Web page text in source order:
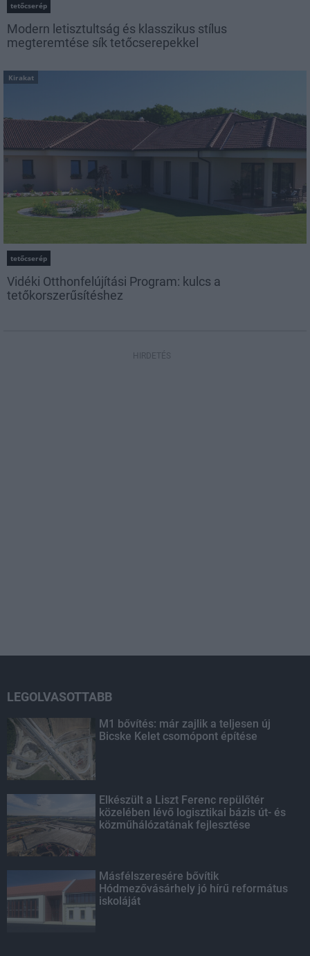
tetőcserép
Modern letisztultság és klasszikus stílus
megteremtése sík tetőcserepekkel
Kirakat
tetőcserép
Vidéki Otthonfelújítási Program: kulcs a
tetőkorszerűsítéshez
HIRDETÉS
LEGOLVASOTTABB
M1 bővítés: már zajlik a teljesen új
Bicske Kelet csomópont építése
Elkészült a Liszt Ferenc repülőtér
közelében lévő logisztikai bázis út- és
közműhálózatának fejlesztése
Másfélszeresére bővítik
Hódmezővásárhely jó hírű református
iskoláját